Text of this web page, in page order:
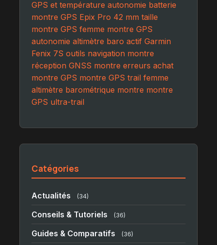
GPS et température autonomie batterie
montre GPS Epix Pro 42 mm taille
montre GPS femme montre GPS
autonomie altimètre baro actif Garmin
Fenix 7S outils navigation montre
réception GNSS montre erreurs achat
montre GPS montre GPS trail femme
altimètre barométrique montre montre
GPS ultra-trail
Catégories
Actualités (34)
Conseils & Tutoriels (36)
Guides & Comparatifs (36)